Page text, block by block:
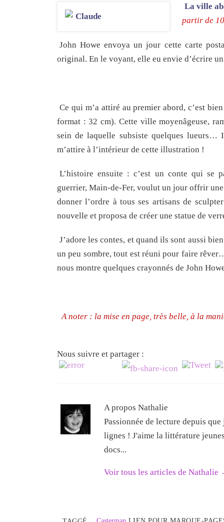
La ville
partir de
John Howe envoya un jour cette carte
original. En le voyant, elle eu envie d’écrire
Ce qui m’a attiré au premier abord, c’est
format : 32 cm). Cette ville moyenâgeuse,
sein de laquelle subsiste quelques lueurs…
m’attire à l’intérieur de cette illustration !
L’histoire ensuite : c’est un conte qui se
guerrier, Main-de-Fer, voulut un jour offrir
donner l’ordre à tous ses artisans de
nouvelle et proposa de créer une statue de
J’adore les contes, et quand ils sont aussi
un peu sombre, tout est réuni pour faire
nous montre quelques crayonnés de John
A noter : la mise en page, très belle, à la
Nous suivre et partager :
A propos Nathalie
Passionnée de lecture depuis
lignes ! J'aime la littérature
docs...
Voir tous les articles de Nathalie